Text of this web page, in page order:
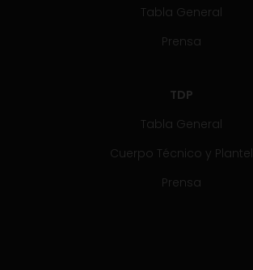
Tabla General
Prensa
TDP
Tabla General
Cuerpo Técnico y Plantel
Prensa